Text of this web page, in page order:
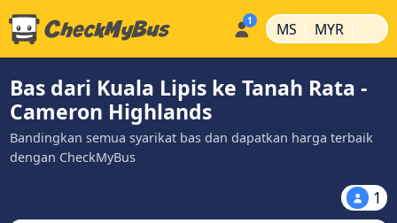
MS | MYR |
Bas dari Kuala Lipis ke Tanah Rata -
Cameron Highlands
Bandingkan semua syarikat bas dan dapatkan harga terbaik
dengan CheckMyBus
1